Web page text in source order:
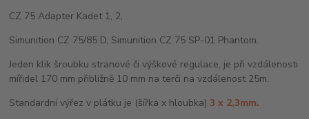
CZ 75 Adapter Kadet 1, 2,
Simunition CZ 75/85 D, Simunition CZ 75 SP-01 Phantom.
Jeden klik šroubku stranové či výškové regulace, je při vzdálenosti
mířidel 170 mm přibližně 10 mm na terči na vzdálenost 25m.
Standardní výřez v plátku je (šířka x hloubka)3 x 2,3mm.